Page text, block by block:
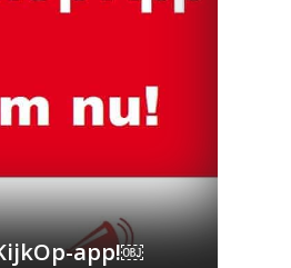
app!￼